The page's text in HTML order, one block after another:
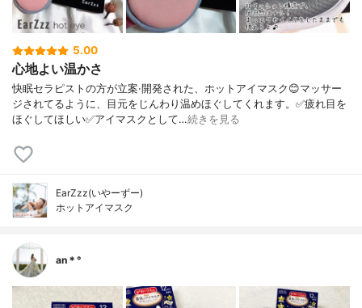
5.00
心地よい温かさ
快眠セラピストの方が立案·開発された、ホットアイマスク😊マッサー
ジされてるように、目元をじんわり温めほぐしてくれます。✅疲れ目を
ほぐしてほしい✅アイマスクとして…続きを見る
EarZzz(いやーずー)
ホットアイマスク
an＊°